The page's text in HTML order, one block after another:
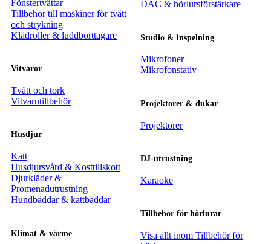
Fönstertvättar
Tillbehör till maskiner för tvätt
och strykning
Klädroller & luddborttagare
Vitvaror
Tvätt och tork
Vitvarutillbehör
Husdjur
Katt
Husdjursvård & Kosttillskott
Djurkläder &
Promenadutrustning
Hundbäddar & kattbäddar
Klimat & värme
DAC & hörlursförstärkare
Studio & inspelning
Mikrofoner
Mikrofonstativ
Projektorer & dukar
Projektorer
DJ-utrustning
Karaoke
Tillbehör för hörlurar
Visa allt inom Tillbehör för